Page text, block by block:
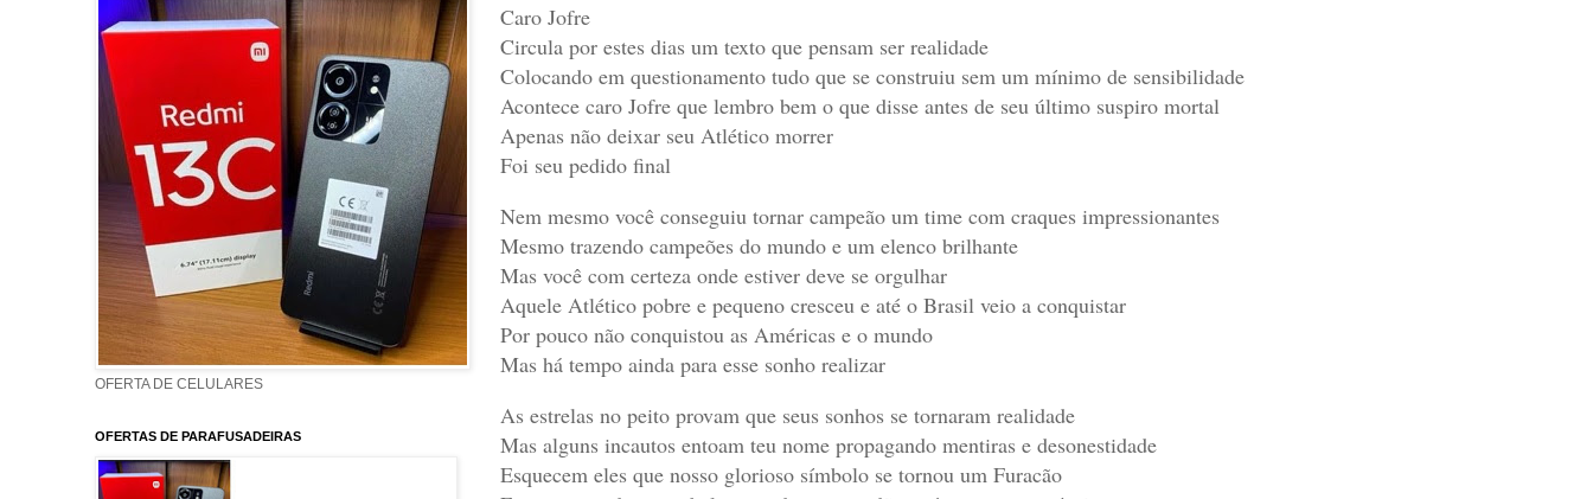
Caro Jofre
Circula por estes dias um texto que pensam ser realidade
Colocando em questionamento tudo que se construiu sem um mínimo de sensibilidade
Acontece caro Jofre que lembro bem o que disse antes de seu último suspiro mortal
Apenas não deixar seu Atlético morrer
Foi seu pedido final
Nem mesmo você conseguiu tornar campeão um time com craques impressionantes
Mesmo trazendo campeões do mundo e um elenco brilhante
Mas você com certeza onde estiver deve se orgulhar
Aquele Atlético pobre e pequeno cresceu e até o Brasil veio a conquistar
Por pouco não conquistou as Américas e o mundo
Mas há tempo ainda para esse sonho realizar
As estrelas no peito provam que seus sonhos se tornaram realidade
Mas alguns incautos entoam teu nome propagando mentiras e desonestidade
Esquecem eles que nosso glorioso símbolo se tornou um Furacão
OFERTA DE CELULARES
OFERTAS DE PARAFUSADEIRAS